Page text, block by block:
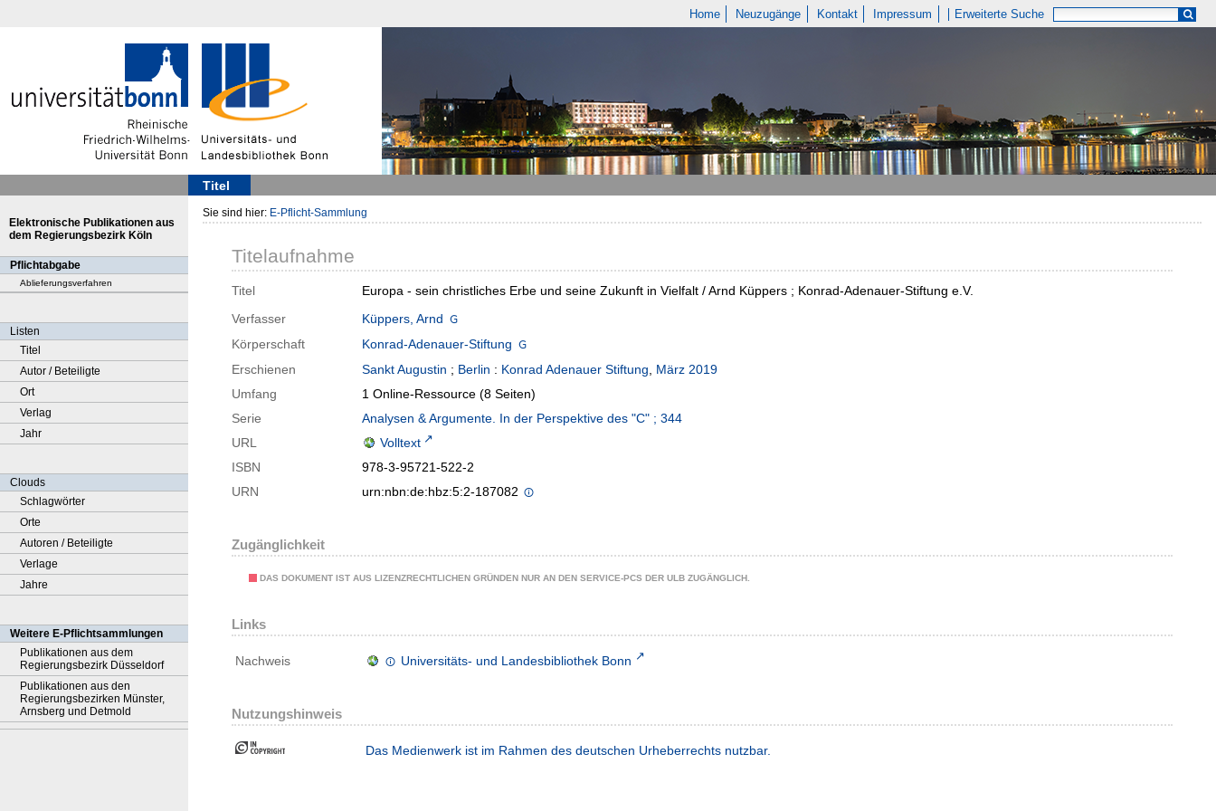
Home Neuzugänge Kontakt Impressum Erweiterte Suche
Titel
Elektronische Publikationen aus
dem Regierungsbezirk Köln
Pflichtabgabe
Ablieferungsverfahren
Listen
Titel
Autor / Beteiligte
Ort
Verlag
Jahr
Clouds
Schlagwörter
Orte
Autoren / Beteiligte
Verlage
Jahre
Weitere E-Pflichtsammlungen
Publikationen aus dem
Regierungsbezirk Düsseldorf
Publikationen aus den
Regierungsbezirken Münster,
Arnsberg und Detmold
Sie sind hier: E-Pflicht-Sammlung
Titelaufnahme
Titel
Europa - sein christliches Erbe und seine Zukunft in Vielfalt / Arnd Küppers ; Konrad-Adenauer-Stiftung e.V.
Verfasser
Küppers, Arnd
Körperschaft
Konrad-Adenauer-Stiftung
Erschienen
Sankt Augustin ; Berlin : Konrad Adenauer Stiftung, März 2019
Umfang
1 Online-Ressource (8 Seiten)
Serie
Analysen & Argumente. In der Perspektive des "C" ; 344
URL
Volltext
ISBN
978-3-95721-522-2
URN
urn:nbn:de:hbz:5:2-187082
Zugänglichkeit
DAS DOKUMENT IST AUS LIZENZRECHTLICHEN GRÜNDEN NUR AN DEN SERVICE-PCS DER ULB ZUGÄNGLICH.
Links
Nachweis Universitäts- und Landesbibliothek Bonn
Nutzungshinweis
Das Medienwerk ist im Rahmen des deutschen Urheberrechts nutzbar.